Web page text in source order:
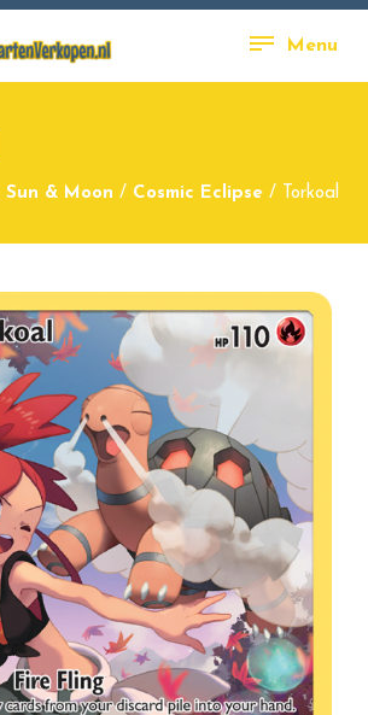
Menu
Sun & Moon / Cosmic Eclipse / Torkoal